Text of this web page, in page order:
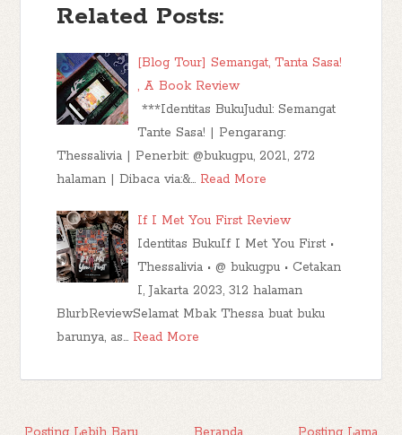
Related Posts:
[Blog Tour] Semangat, Tanta Sasa!
, A Book Review
***Identitas BukuJudul: Semangat
Tante Sasa! | Pengarang:
Thessalivia | Penerbit: @bukugpu, 2021, 272
halaman | Dibaca via:&… Read More
If I Met You First Review
Identitas BukuIf I Met You First •
Thessalivia • @ bukugpu • Cetakan
I, Jakarta 2023, 312 halaman
BlurbReviewSelamat Mbak Thessa buat buku
barunya, as… Read More